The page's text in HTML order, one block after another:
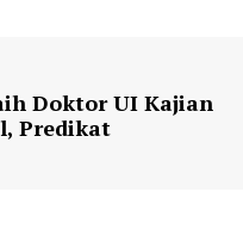
Doktor UI Kajian
Predikat